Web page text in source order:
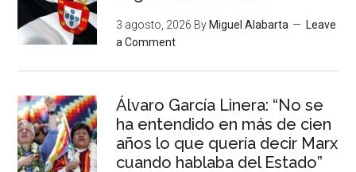
3 agosto, 2026 By Miguel Alabarta
Leave
a Comment
Álvaro García Linera: “No se
ha entendido en más de cien
años lo que quería decir Marx
cuando hablaba del Estado”